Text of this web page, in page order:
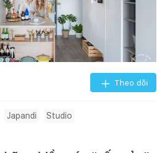
Theo dõi
Japandi
Studio